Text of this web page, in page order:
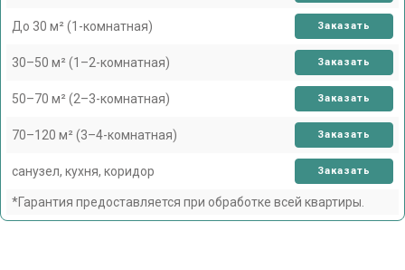
До 30 м² (1-комнатная) Заказать
30–50 м² (1–2-комнатная) Заказать
50–70 м² (2–3-комнатная) Заказать
70–120 м² (3–4-комнатная) Заказать
санузел, кухня, коридор Заказать
*Гарантия предоставляется при обработке всей квартиры.